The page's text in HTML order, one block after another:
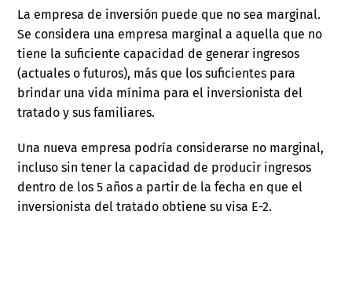
La empresa de inversión puede que no sea marginal.
Se considera una empresa marginal a aquella que no
tiene la suficiente capacidad de generar ingresos
(actuales o futuros), más que los suficientes para
brindar una vida mínima para el inversionista del
tratado y sus familiares.
Una nueva empresa podría considerarse no marginal,
incluso sin tener la capacidad de producir ingresos
dentro de los 5 años a partir de la fecha en que el
inversionista del tratado obtiene su visa E-2.